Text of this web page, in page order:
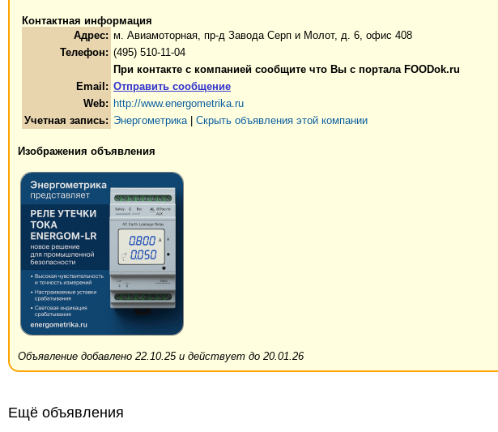
Контактная информация
Адрес: м. Авиамоторная, пр-д Завода Серп и Молот, д. 6, офис 408
Телефон: (495) 510-11-04
При контакте с компанией сообщите что Вы с портала FOODok.ru
Email: Отправить сообщение
Web: http://www.energometrika.ru
Учетная запись: Энергометрика| Скрыть объявления этой компании
Изображения объявления
Объявление добавлено 22.10.25 и действует до 20.01.26
Ещё объявления